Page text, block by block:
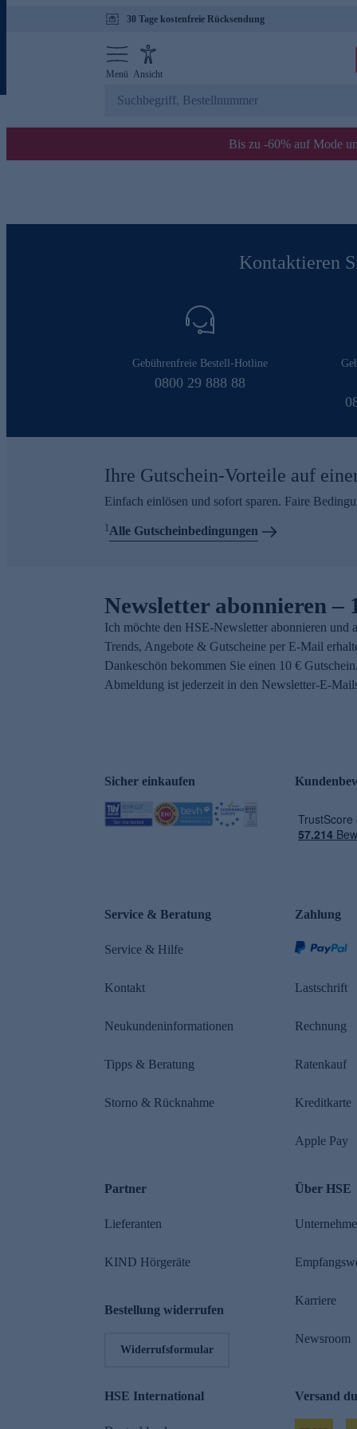
30 Tage kostenfreie Rücksendung
Menü Ansicht
Bis zu -60% auf Mode
Kontaktieren
Gebührenfreie Bestell-Hotline
0800 29 888 88
Ihre Gutschein-Vorteile auf
Einfach einlösen und sofort sparen. Faire
1Alle Gutscheinbedingungen
Newsletter abonnieren –
Ich möchte den HSE-Newsletter abonnieren und
Trends, Angebote & Gutscheine per E-Mail
Dankeschön bekommen Sie einen 10 €
Abmeldung ist jederzeit in den Newsletter-E-
Sicher einkaufen
Service & Beratung
Service & Hilfe
Kontakt
Neukundeninformationen
Tipps & Beratung
Storno & Rücknahme
Zahlung
Lastschrift
Rechnung
Ratenkauf
Kreditkarte
Apple Pay
Partner
Lieferanten
KIND Hörgeräte
Bestellung widerrufen
Widerrufsformular
Über HSE
Karriere
Newsroom
HSE International Versand